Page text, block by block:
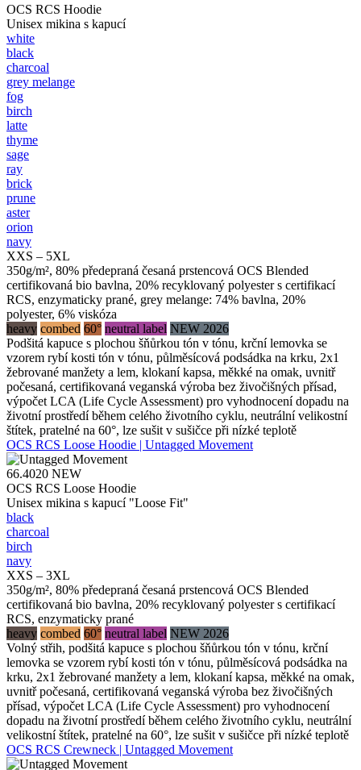
OCS RCS Hoodie
Unisex mikina s kapucí
white
black
charcoal
grey melange
fog
birch
latte
thyme
sage
ray
brick
prune
aster
orion
navy
XXS – 5XL
350g/m², 80% předepraná česaná prstencová OCS Blended
certifikovaná bio bavlna, 20% recyklovaný polyester s certifikací
RCS, enzymaticky prané, grey melange: 74% bavlna, 20%
polyester, 6% viskóza
heavy combed 60° neutral label NEW 2026
Podšitá kapuce s plochou šňůrkou tón v tónu, krční lemovka se
vzorem rybí kosti tón v tónu, půlměsícová podsádka na krku, 2x1
žebrované manžety a lem, klokaní kapsa, měkké na omak, uvnitř
počesaná, certifikovaná veganská výroba bez živočišných přísad,
výpočet LCA (Life Cycle Assessment) pro vyhodnocení dopadu na
životní prostředí během celého životního cyklu, neutrální velikostní
štítek, pratelné na 60°, lze sušit v sušičce při nízké teplotě
OCS RCS Loose Hoodie | Untagged Movement
66.4020 NEW
OCS RCS Loose Hoodie
Unisex mikina s kapucí "Loose Fit"
black
charcoal
birch
navy
XXS – 3XL
350g/m², 80% předepraná česaná prstencová OCS Blended
certifikovaná bio bavlna, 20% recyklovaný polyester s certifikací
RCS, enzymaticky prané
heavy combed 60° neutral label NEW 2026
Volný střih, podšitá kapuce s plochou šňůrkou tón v tónu, krční
lemovka se vzorem rybí kosti tón v tónu, půlměsícová podsádka na
krku, 2x1 žebrované manžety a lem, klokaní kapsa, měkké na omak,
uvnitř počesaná, certifikovaná veganská výroba bez živočišných
přísad, výpočet LCA (Life Cycle Assessment) pro vyhodnocení
dopadu na životní prostředí během celého životního cyklu, neutrální
velikostní štítek, pratelné na 60°, lze sušit v sušičce při nízké teplotě
OCS RCS Crewneck | Untagged Movement